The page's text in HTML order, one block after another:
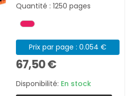
Quantité : 1250 pages
Prix par page : 0.054 €
67,50 €
Disponibilité: En stock